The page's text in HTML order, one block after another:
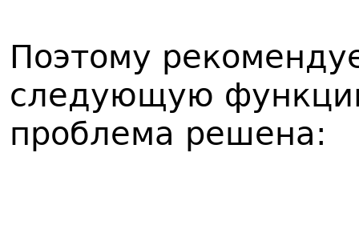
Поэтому
следующую
проблема решена: